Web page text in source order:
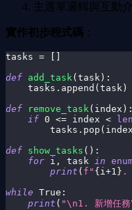
主選單邏輯與互動
實作初步程式碼 ：
tasks =
def add_task( task ) :
    tasks
. append ( task )
def
remove_task( index ) :
if 0 <= index < len
        tasks
. pop ( index
def show_tasks ( ) :
for i , task in
print ( f" { i+1 } .
while True :
print ( "\n1. 新增任